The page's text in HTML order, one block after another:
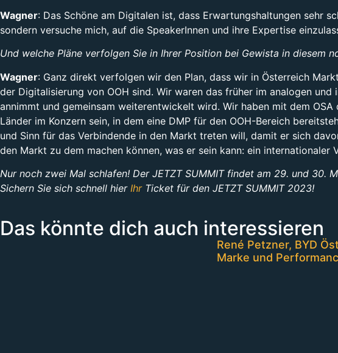
Wagner: Das Schöne am Digitalen ist, dass Erwartungshaltungen sehr
sondern versuche mich, auf die SpeakerInnen und ihre Expertise
Und welche Pläne verfolgen Sie in Ihrer Position bei Gewista in diesem
Wagner: Ganz direkt verfolgen wir den Plan, dass wir in Österreich
der Digitalisierung von OOH sind. Wir waren das früher im analogen
annimmt und gemeinsam weiterentwickelt wird. Wir haben mit dem
Länder im Konzern sein, in dem eine DMP für den OOH-Bereich
und Sinn für das Verbindende in den Markt treten will, damit er sich
den Markt zu dem machen können, was er sein kann: ein internationaler
Nur noch zwei Mal schlafen! Der JETZT SUMMIT findet am 29. und
Sichern Sie sich schnell hier IhrTicket für den JETZT SUMMIT 2023!
Das könnte dich auch interessieren
René Petzner, BYD
Marke und